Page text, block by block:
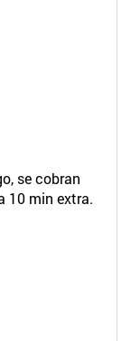
se cobran
10 min extra.